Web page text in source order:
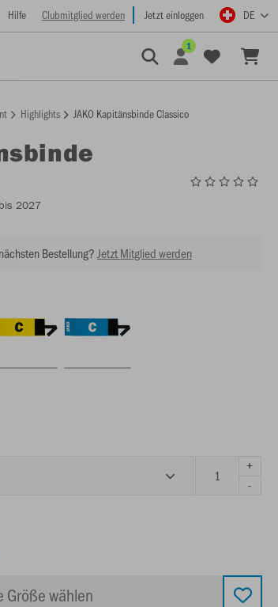
Hilfe Clubmitglied werden Jetzt einloggen DE
1
Highlights JAKO Kapitänsbinde Classico
2027
Bestellung? Jetzt Mitglied werden
+
-
Größe wählen